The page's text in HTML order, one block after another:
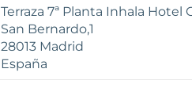
Terraza 7ª Planta Inhala Hotel
San Bernardo,1
28013 Madrid
España